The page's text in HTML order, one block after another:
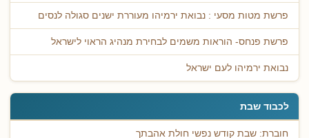
פרשת מטות מסעי : נבואת ירמיהו מעוררת ישנים סגולה לנסים
פרשת פנחס- הוראות משמים לבחירת מנהיג הראוי לישראל
נבואת ירמיהו לעם ישראל
לכבוד שבת
חוברת: שבת קודש נפשי חולת אהבתך